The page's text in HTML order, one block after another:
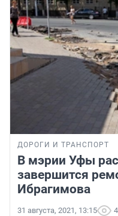
ДОРОГИ И ТРАНСПОРТ
В мэрии Уфы
завершится
Ибрагимова
31 августа, 2021, 13:15